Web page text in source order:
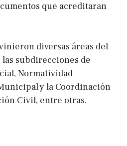
que acreditaran
diversas áreas del
subdirecciones de
Normatividad
y la Coordinación
Civil, entre otras.